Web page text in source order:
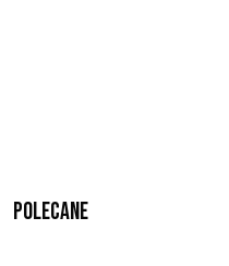
Polecane